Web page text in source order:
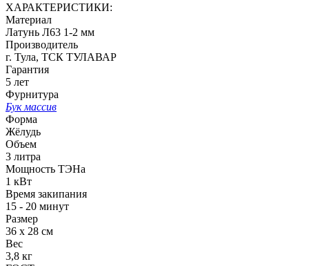
ХАРАКТЕРИСТИКИ:
Материал
Латунь Л63 1-2 мм
Производитель
г. Тула, ТСК ТУЛАВАР
Гарантия
5 лет
Фурнитура
Бук массив
Форма
Жёлудь
Объем
3 литра
Мощность ТЭНа
1 кВт
Время закипания
15 - 20 минут
Размер
36 х 28 см
Вес
3,8 кг